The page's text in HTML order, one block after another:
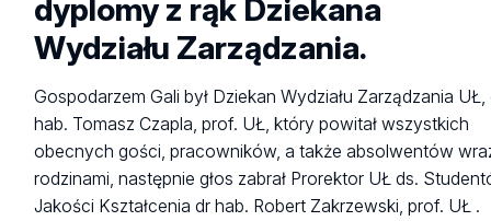
dyplomy z rąk Dziekana
Wydziału Zarządzania.
Gospodarzem Gali był Dziekan Wydziału Zarządzania UŁ,
hab. Tomasz Czapla, prof. UŁ, który powitał wszystkich
obecnych gości, pracowników, a także absolwentów
rodzinami, następnie głos zabrał Prorektor UŁ ds.
Jakości Kształcenia dr hab. Robert Zakrzewski, prof. UŁ .